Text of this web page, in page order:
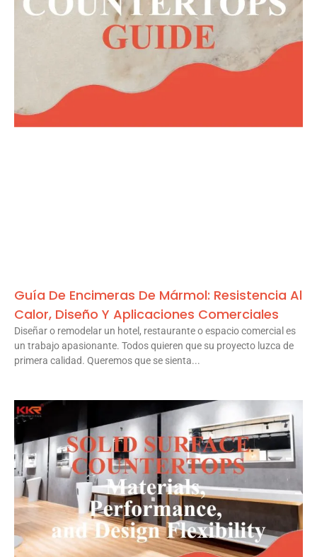
Guía De Encimeras De Mármol: Resistencia Al
Calor, Diseño Y Aplicaciones Comerciales
Diseñar o remodelar un hotel, restaurante o espacio comercial es
un trabajo apasionante. Todos quieren que su proyecto luzca de
primera calidad. Queremos que se sienta...